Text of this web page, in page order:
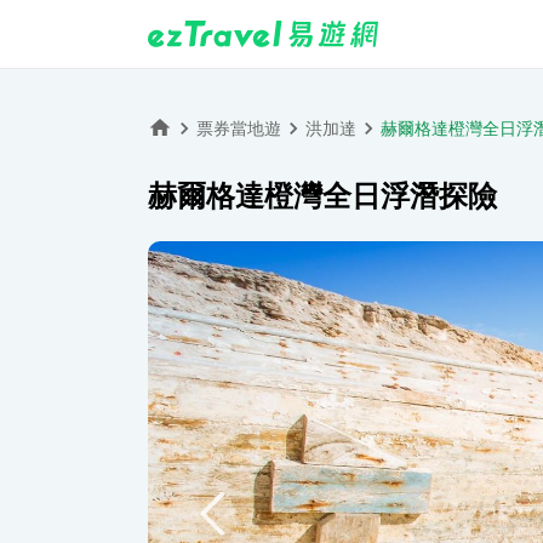
票券當地遊 洪加達 赫爾格達橙灣全日浮
赫爾格達橙灣全日浮潛探險